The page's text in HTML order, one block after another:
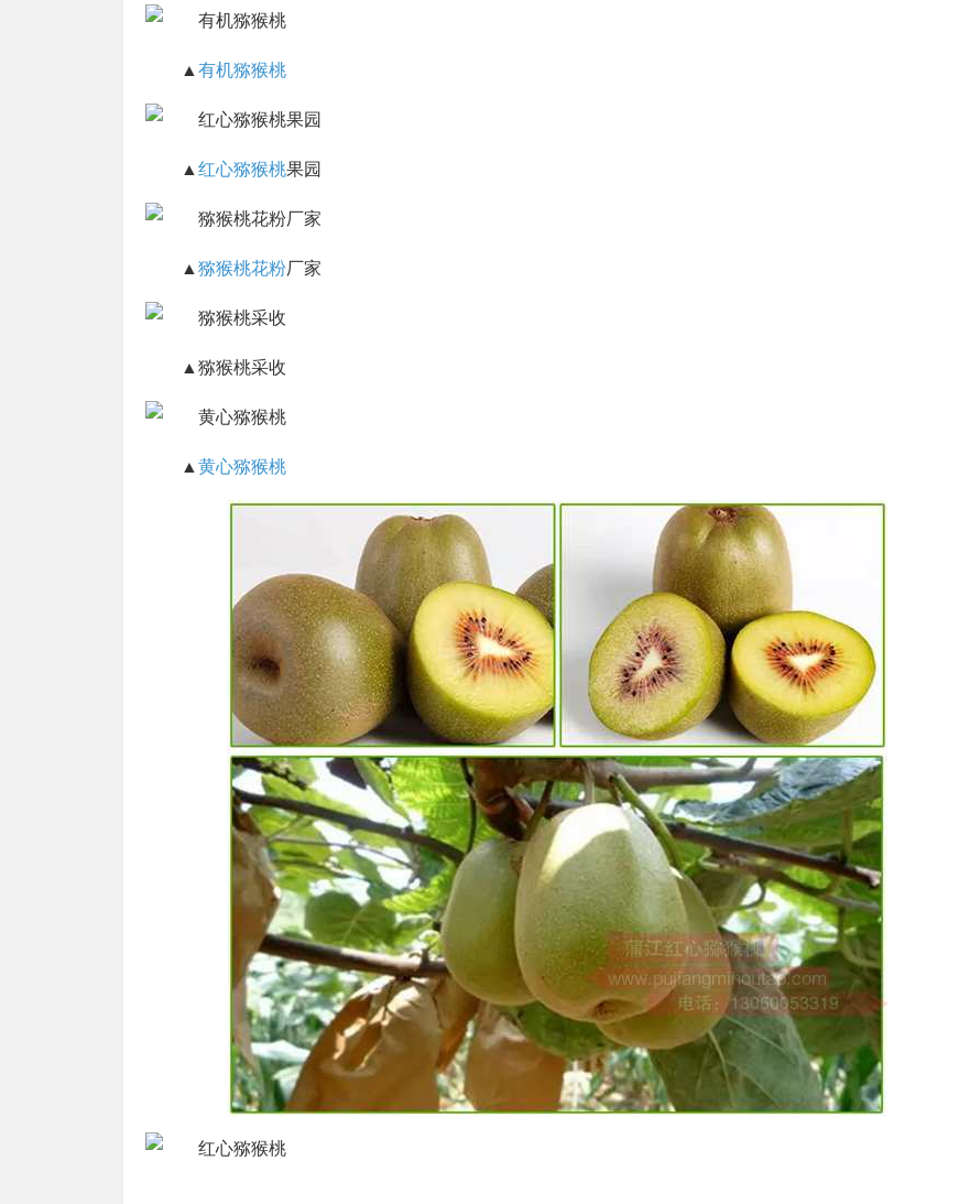
▲ 有机猕猴桃
▲ 红心猕猴桃果园
▲ 猕猴桃花粉厂家
▲猕猴桃采收
▲ 黄心猕猴桃